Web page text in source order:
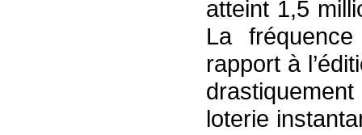
atteint 1,5
La
rapport à
loterie